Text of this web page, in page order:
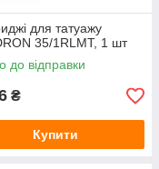
для татуажу
35/1RLMT, 1 шт
до відправки
₴
Купити